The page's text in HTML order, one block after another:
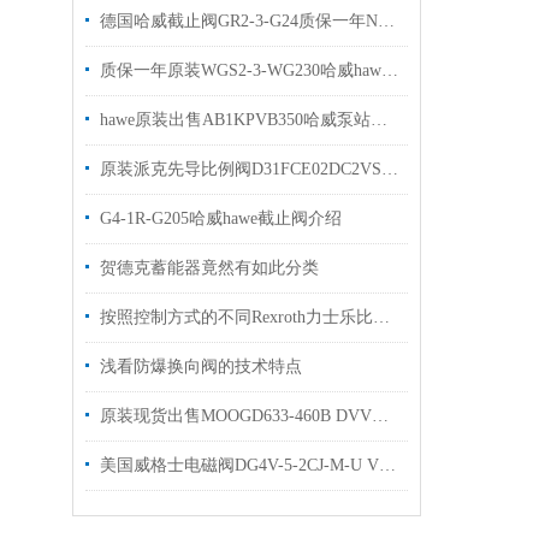
德国哈威截止阀GR2-3-G24质保一年NGR2-1R-N24现货
质保一年原装WGS2-3-WG230哈威hawe换向阀
hawe原装出售AB1KPVB350哈威泵站连接块
原装派克先导比例阀D31FCE02DC2VS7 PARKER派克现货
G4-1R-G205哈威hawe截止阀介绍
贺德克蓄能器竟然有如此分类
按照控制方式的不同Rexroth力士乐比例阀可以分为3大类别
浅看防爆换向阀的技术特点
原装现货出售MOOGD633-460B DVV穆格伺服阀
美国威格士电磁阀DG4V-5-2CJ-M-U VICKERS换向阀现货